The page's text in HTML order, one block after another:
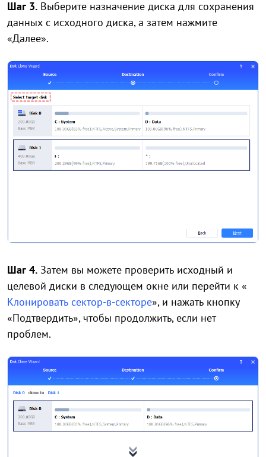
Шаг 3. Выберите назначение диска для сохранения
данных с исходного диска, а затем нажмите
«Далее».
Шаг 4. Затем вы можете проверить исходный и
целевой диски в следующем окне или перейти к «
Клонировать сектор-в-секторе», и нажать кнопку
«Подтвердить», чтобы продолжить, если нет
проблем.